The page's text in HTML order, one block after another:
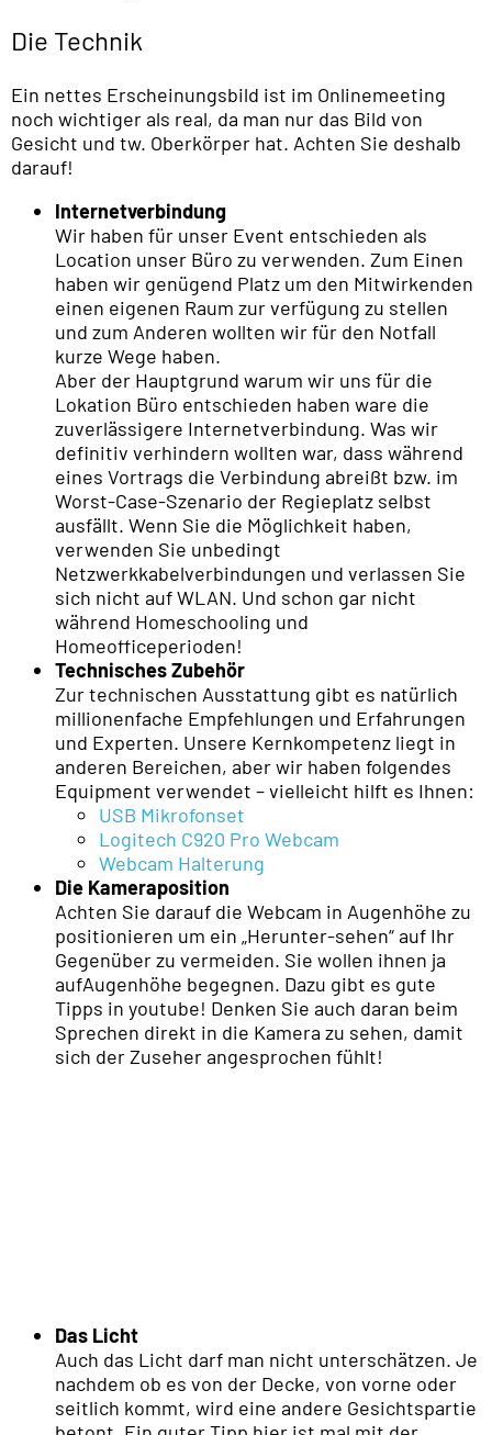
Die Technik
Ein nettes Erscheinungsbild ist im Onlinemeeting
noch wichtiger als real, da man nur das Bild von
Gesicht und tw. Oberkörper hat. Achten Sie deshalb
darauf!
Internetverbindung
Wir haben für unser Event entschieden als
Location unser Büro zu verwenden. Zum Einen
haben wir genügend Platz um den Mitwirkenden
einen eigenen Raum zur verfügung zu stellen
und zum Anderen wollten wir für den Notfall
kurze Wege haben.
Aber der Hauptgrund warum wir uns für die
Lokation Büro entschieden haben ware die
zuverlässigere Internetverbindung. Was wir
definitiv verhindern wollten war, dass während
eines Vortrags die Verbindung abreißt bzw. im
Worst-Case-Szenario der Regieplatz selbst
ausfällt. Wenn Sie die Möglichkeit haben,
verwenden Sie unbedingt
Netzwerkkabelverbindungen und verlassen Sie
sich nicht auf WLAN. Und schon gar nicht
während Homeschooling und
Homeofficeperioden!
Technisches Zubehör
Zur technischen Ausstattung gibt es natürlich
millionenfache Empfehlungen und Erfahrungen
und Experten. Unsere Kernkompetenz liegt in
anderen Bereichen, aber wir haben folgendes
Equipment verwendet – vielleicht hilft es Ihnen:
USB Mikrofonset
Logitech C920 Pro Webcam
Webcam Halterung
Die Kameraposition
Achten Sie darauf die Webcam in Augenhöhe zu
positionieren um ein „Herunter-sehen“ auf Ihr
Gegenüber zu vermeiden. Sie wollen ihnen ja
aufAugenhöhe begegnen. Dazu gibt es gute
Tipps in youtube! Denken Sie auch daran beim
Sprechen direkt in die Kamera zu sehen, damit
sich der Zuseher angesprochen fühlt!
Das Licht
Auch das Licht darf man nicht unterschätzen. Je
nachdem ob es von der Decke, von vorne oder
seitlich kommt, wird eine andere Gesichtspartie